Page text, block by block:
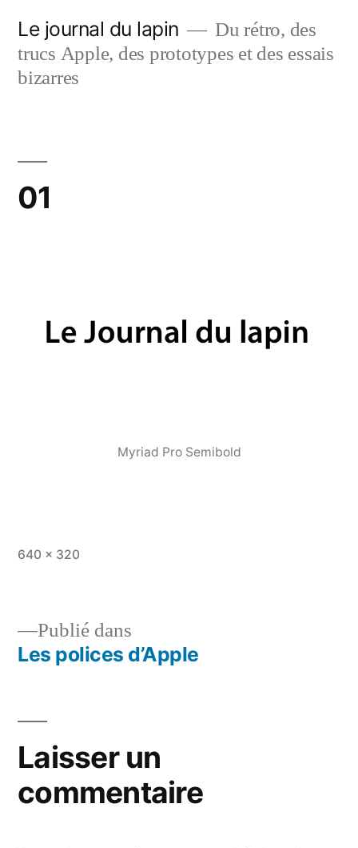
contenu
Le journal du lapin
Du rétro, des
trucs Apple, des prototypes et des essais
bizarres
01
Myriad Pro Semibold
Taille
640 × 320
Navigation
l’article
Publié dans
Les polices d’Apple
Laisser un
commentaire